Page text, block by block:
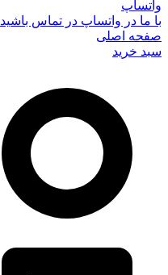
واتساپ
با ما در واتساپ در تماس باشید
صفحه اصلی
سبد خرید